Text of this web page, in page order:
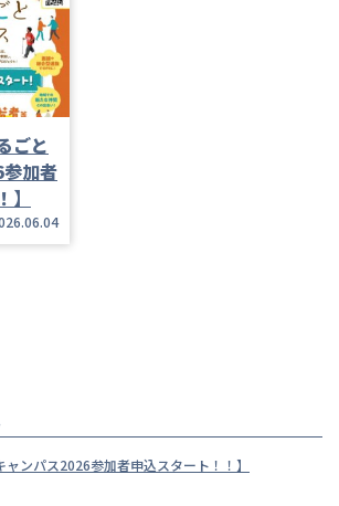
ごと
加者
ャンパス2026参加者申込スタート！！】